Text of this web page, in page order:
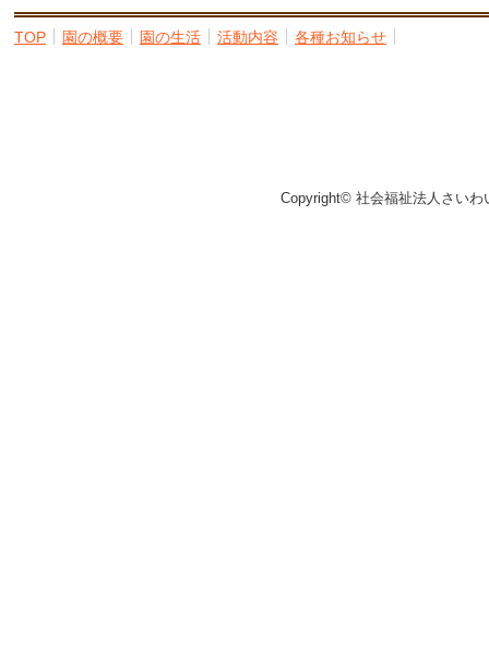
TOP 園の概要 園の生活 活動内容 各種お知らせ
Copyright© 社会福祉法人さい